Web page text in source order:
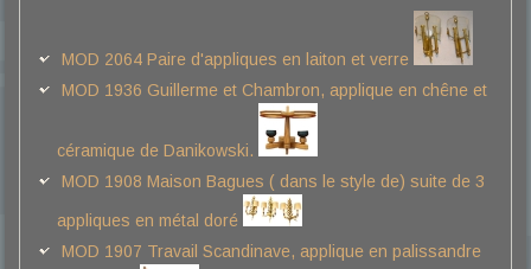
MOD 2064 Paire d'appliques en laiton et verre
MOD 1936 Guillerme et Chambron, applique en chêne et
céramique de Danikowski.
MOD 1908 Maison Bagues ( dans le style de) suite de 3
appliques en métal doré
MOD 1907 Travail Scandinave, applique en palissandre